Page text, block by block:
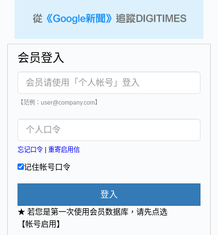
会员登入
【范例：user@company.com】
忘记口令 重寄启用信
记住帐号口令
登入
★ 若您是第一次使用会员数据库，请先点选
【帐号启用】